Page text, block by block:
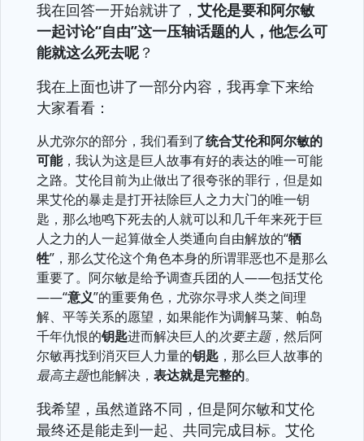
我在回答一开始就讲了， 艾伦是要和阿尔敏
一起讨论“自由”这一压轴话题的人，他怎么可
能就这么死去呢？
我在上面也讲了一部分内容，我再拿下来给
大家看看：
从尤弥尔的部分，我们看到了统合艾伦和阿尔敏的
可能，我认为这是巨人故事有好的表达的唯一可能
之路。艾伦目前为止做出了很夸张的罪行，但是如
果艾伦的暴走是打开祛除巨人之力大门的唯一钥
匙，那么地鸣下死去的人就可以和几千年来死于巨
人之力的人一起算做全人类通向自由解放的“牺
牲”，那么艾伦这个角色本身的所谓罪恶也不是那么
重要了。阿尔敏是给予调查兵团的人——包括艾伦
——“意义”的重要角色，尤弥尔寻求人类之间理
解、平等关系的愿望，如果能作为调解马莱、帕岛
千年仇恨的钥匙进而解决巨人的次要主题，然后阿
尔敏再找到消灭巨人力量的钥匙 ，那么巨人故事的
最高主题也能解决， 表达就是完整的。
我希望，虽然道路不同，但是阿尔敏和艾伦
最终还是能走到一起、共同完成目标。艾伦